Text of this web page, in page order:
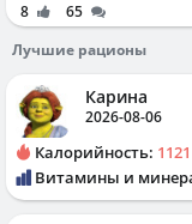
8
65
Лучшие рационы
Карина
2026-08-06
Калорийность:
Витамины и